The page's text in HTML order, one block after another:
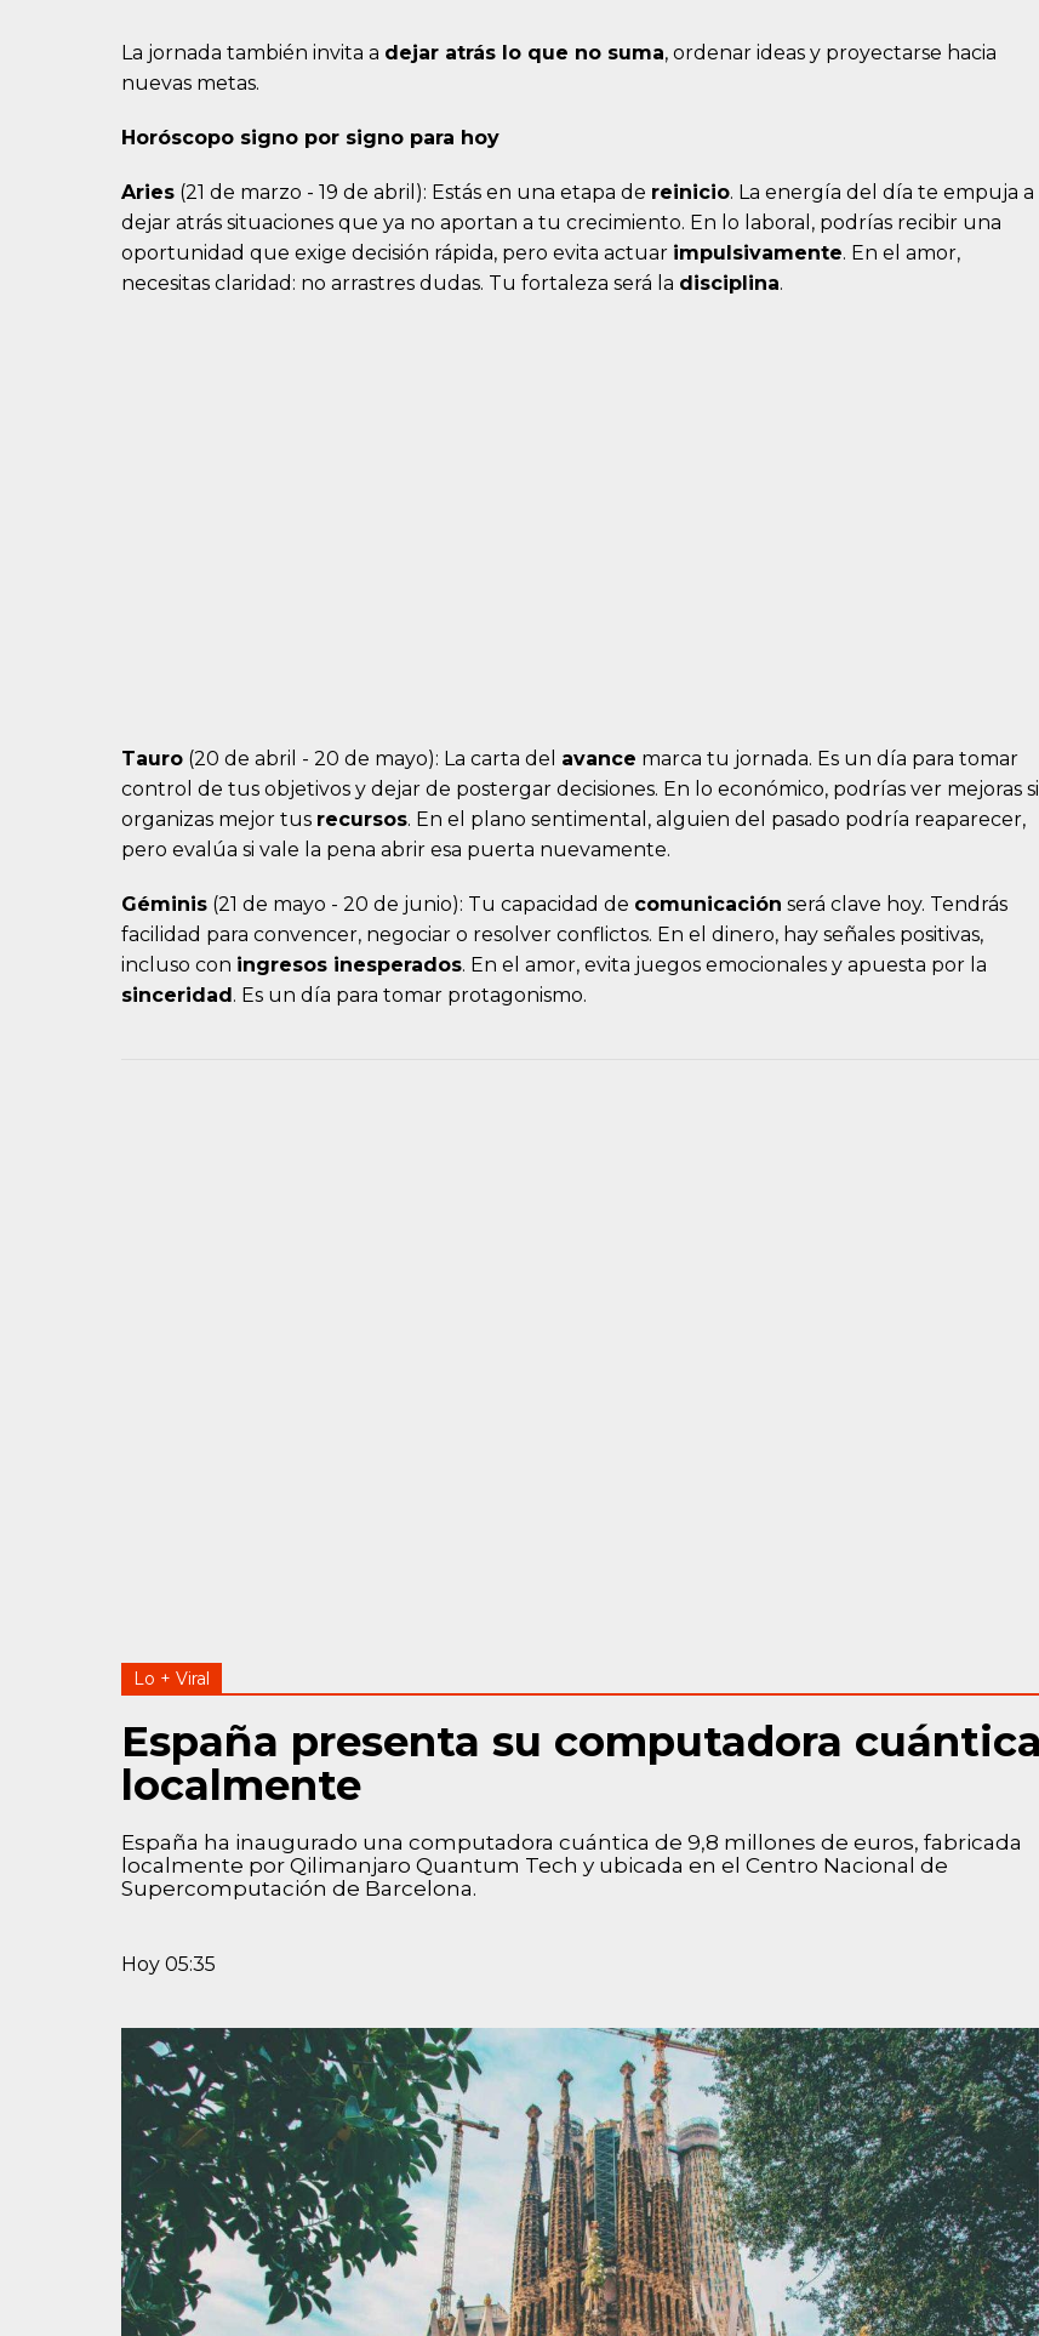
La jornada también invita a dejar atrás lo que no suma, ordenar ideas y proyectarse hacia
nuevas metas.
Horóscopo signo por signo para hoy
Aries (21 de marzo - 19 de abril): Estás en una etapa de reinicio. La energía del día te empuja a
dejar atrás situaciones que ya no aportan a tu crecimiento. En lo laboral, podrías recibir una
oportunidad que exige decisión rápida, pero evita actuar impulsivamente. En el amor,
necesitas claridad: no arrastres dudas. Tu fortaleza será la disciplina.
Tauro (20 de abril - 20 de mayo): La carta del avance marca tu jornada. Es un día para tomar
control de tus objetivos y dejar de postergar decisiones. En lo económico, podrías ver mejoras si
organizas mejor tus recursos. En el plano sentimental, alguien del pasado podría reaparecer,
pero evalúa si vale la pena abrir esa puerta nuevamente.
Géminis (21 de mayo - 20 de junio): Tu capacidad de comunicación será clave hoy. Tendrás
facilidad para convencer, negociar o resolver conflictos. En el dinero, hay señales positivas,
incluso con ingresos inesperados. En el amor, evita juegos emocionales y apuesta por la
sinceridad . Es un día para tomar protagonismo.